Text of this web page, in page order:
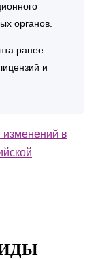
органов.
ранее
и
в